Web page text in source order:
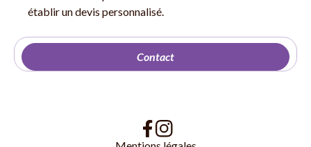
Contact
établir un devis personnalisé.